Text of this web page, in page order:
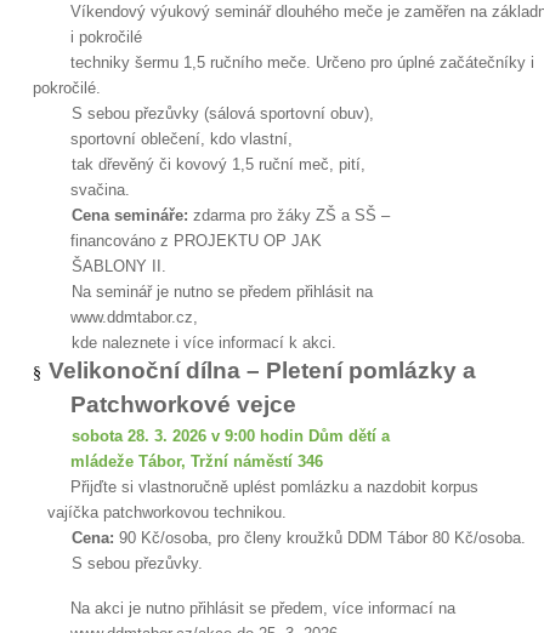
Víkendový výukový seminář dlouhého meče je zaměřen na
i pokročilé
techniky šermu 1,5 ručního meče. Určeno pro úplné začátečníky i
pokročilé.
S sebou přezůvky (sálová sportovní obuv),
sportovní oblečení, kdo vlastní,
tak dřevěný či kovový 1,5 ruční meč, pití,
svačina.
Cena semináře: zdarma pro žáky ZŠ a SŠ –
financováno z PROJEKTU OP JAK
ŠABLONY II.
Na seminář je nutno se předem přihlásit na
www.ddmtabor.cz,
kde naleznete i více informací k akci.
§ Velikonoční dílna – Pletení pomlázky a
Patchworkové vejce
sobota 28. 3. 2026 v 9:00 hodin Dům dětí a
mládeže Tábor, Tržní náměstí 346
Přijďte si vlastnoručně uplést pomlázku a nazdobit korpus
vajíčka patchworkovou technikou.
Cena: 90 Kč/osoba, pro členy kroužků DDM Tábor 80 Kč/osoba.
S sebou přezůvky.
Na akci je nutno přihlásit se předem, více informací na